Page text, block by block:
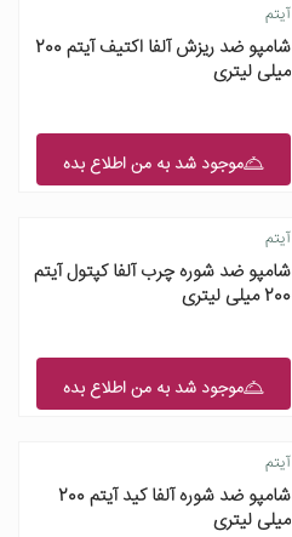
آیتم
شامپو ضد ریزش آلفا اکتیف آیتم 200
میلی لیتری
موجود شد به من اطلاع بده
آیتم
شامپو ضد شوره چرب آلفا کپتول آیتم
200 میلی لیتری
موجود شد به من اطلاع بده
آیتم
شامپو ضد شوره آلفا کید آیتم 200
میلی لیتری